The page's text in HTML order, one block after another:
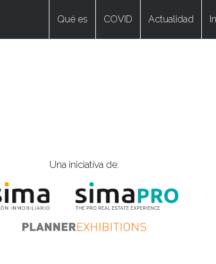
Qué es COVID Actualidad
Una iniciativa de: